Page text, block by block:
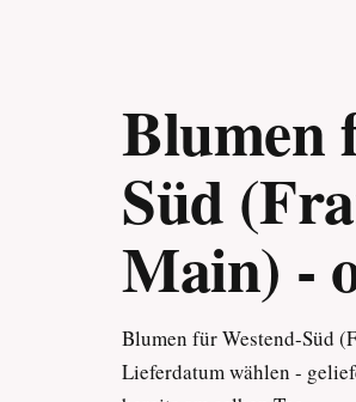
Blumen
Süd
Main) -
Blumen für Westend-Süd
Lieferdatum wählen -